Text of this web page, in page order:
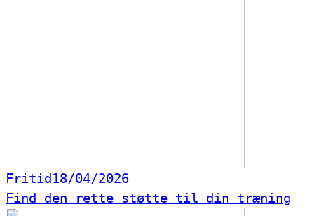
Fritid18/04/2026
Find den rette støtte til din træning